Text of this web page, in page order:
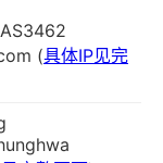
(具体IP见完